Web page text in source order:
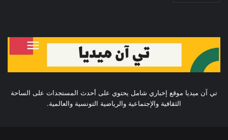
تي آن ميديا موقع إخباري شامل يحتوي على أحدث المستجدات على الساحة
الثقافية والإجتماعية والرياضية التونسية والعالمية.